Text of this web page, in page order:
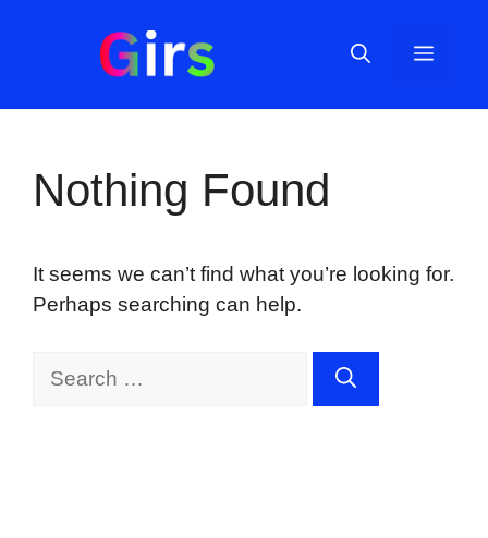
Menu
Nothing Found
It seems we can’t find what you’re looking for.
Perhaps searching can help.